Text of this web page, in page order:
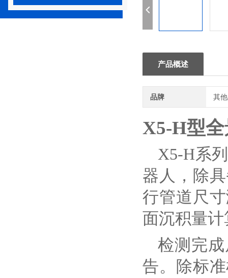
产品概述
品牌 其
X5-H型
X5-H系
器人，除
行管道尺
面沉积量计
检测完
告。除标